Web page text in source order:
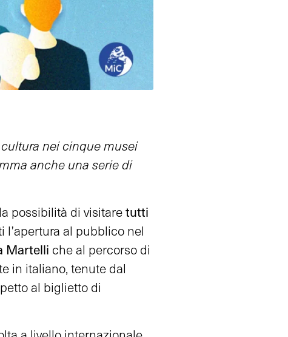
nei cinque musei
anche una serie di
possibilità di visitaretutti
al pubblico nel
Martelli che al percorso di
in italiano, tenute dal
al biglietto di